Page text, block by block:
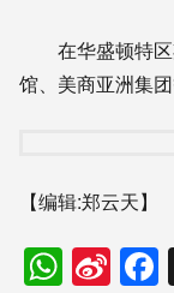
在华盛顿特区
馆、美商亚洲集
【编辑:郑云天】